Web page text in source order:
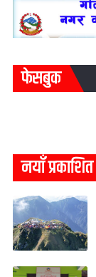
फेसबुक
नयाँ प्रकाशित